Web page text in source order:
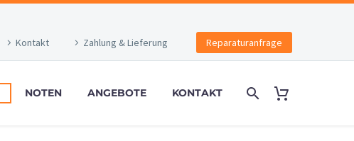
Kontakt Zahlung & Lieferung Reparaturanfrage
NOTEN ANGEBOTE KONTAKT